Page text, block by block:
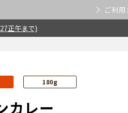
ご利用
正午まで)
180g
カレー